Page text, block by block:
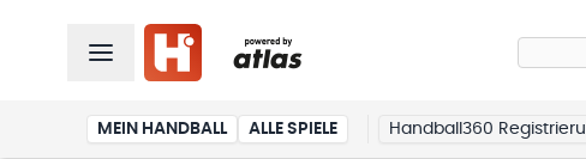
MEIN HANDBALL ALLE SPIELE Handball360